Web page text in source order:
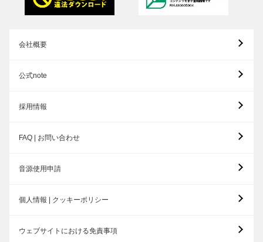
会社概要
公式note
採用情報
FAQ | お問い合わせ
音源使用申請
個人情報 | クッキーポリシー
ウェブサイトにおける免責事項